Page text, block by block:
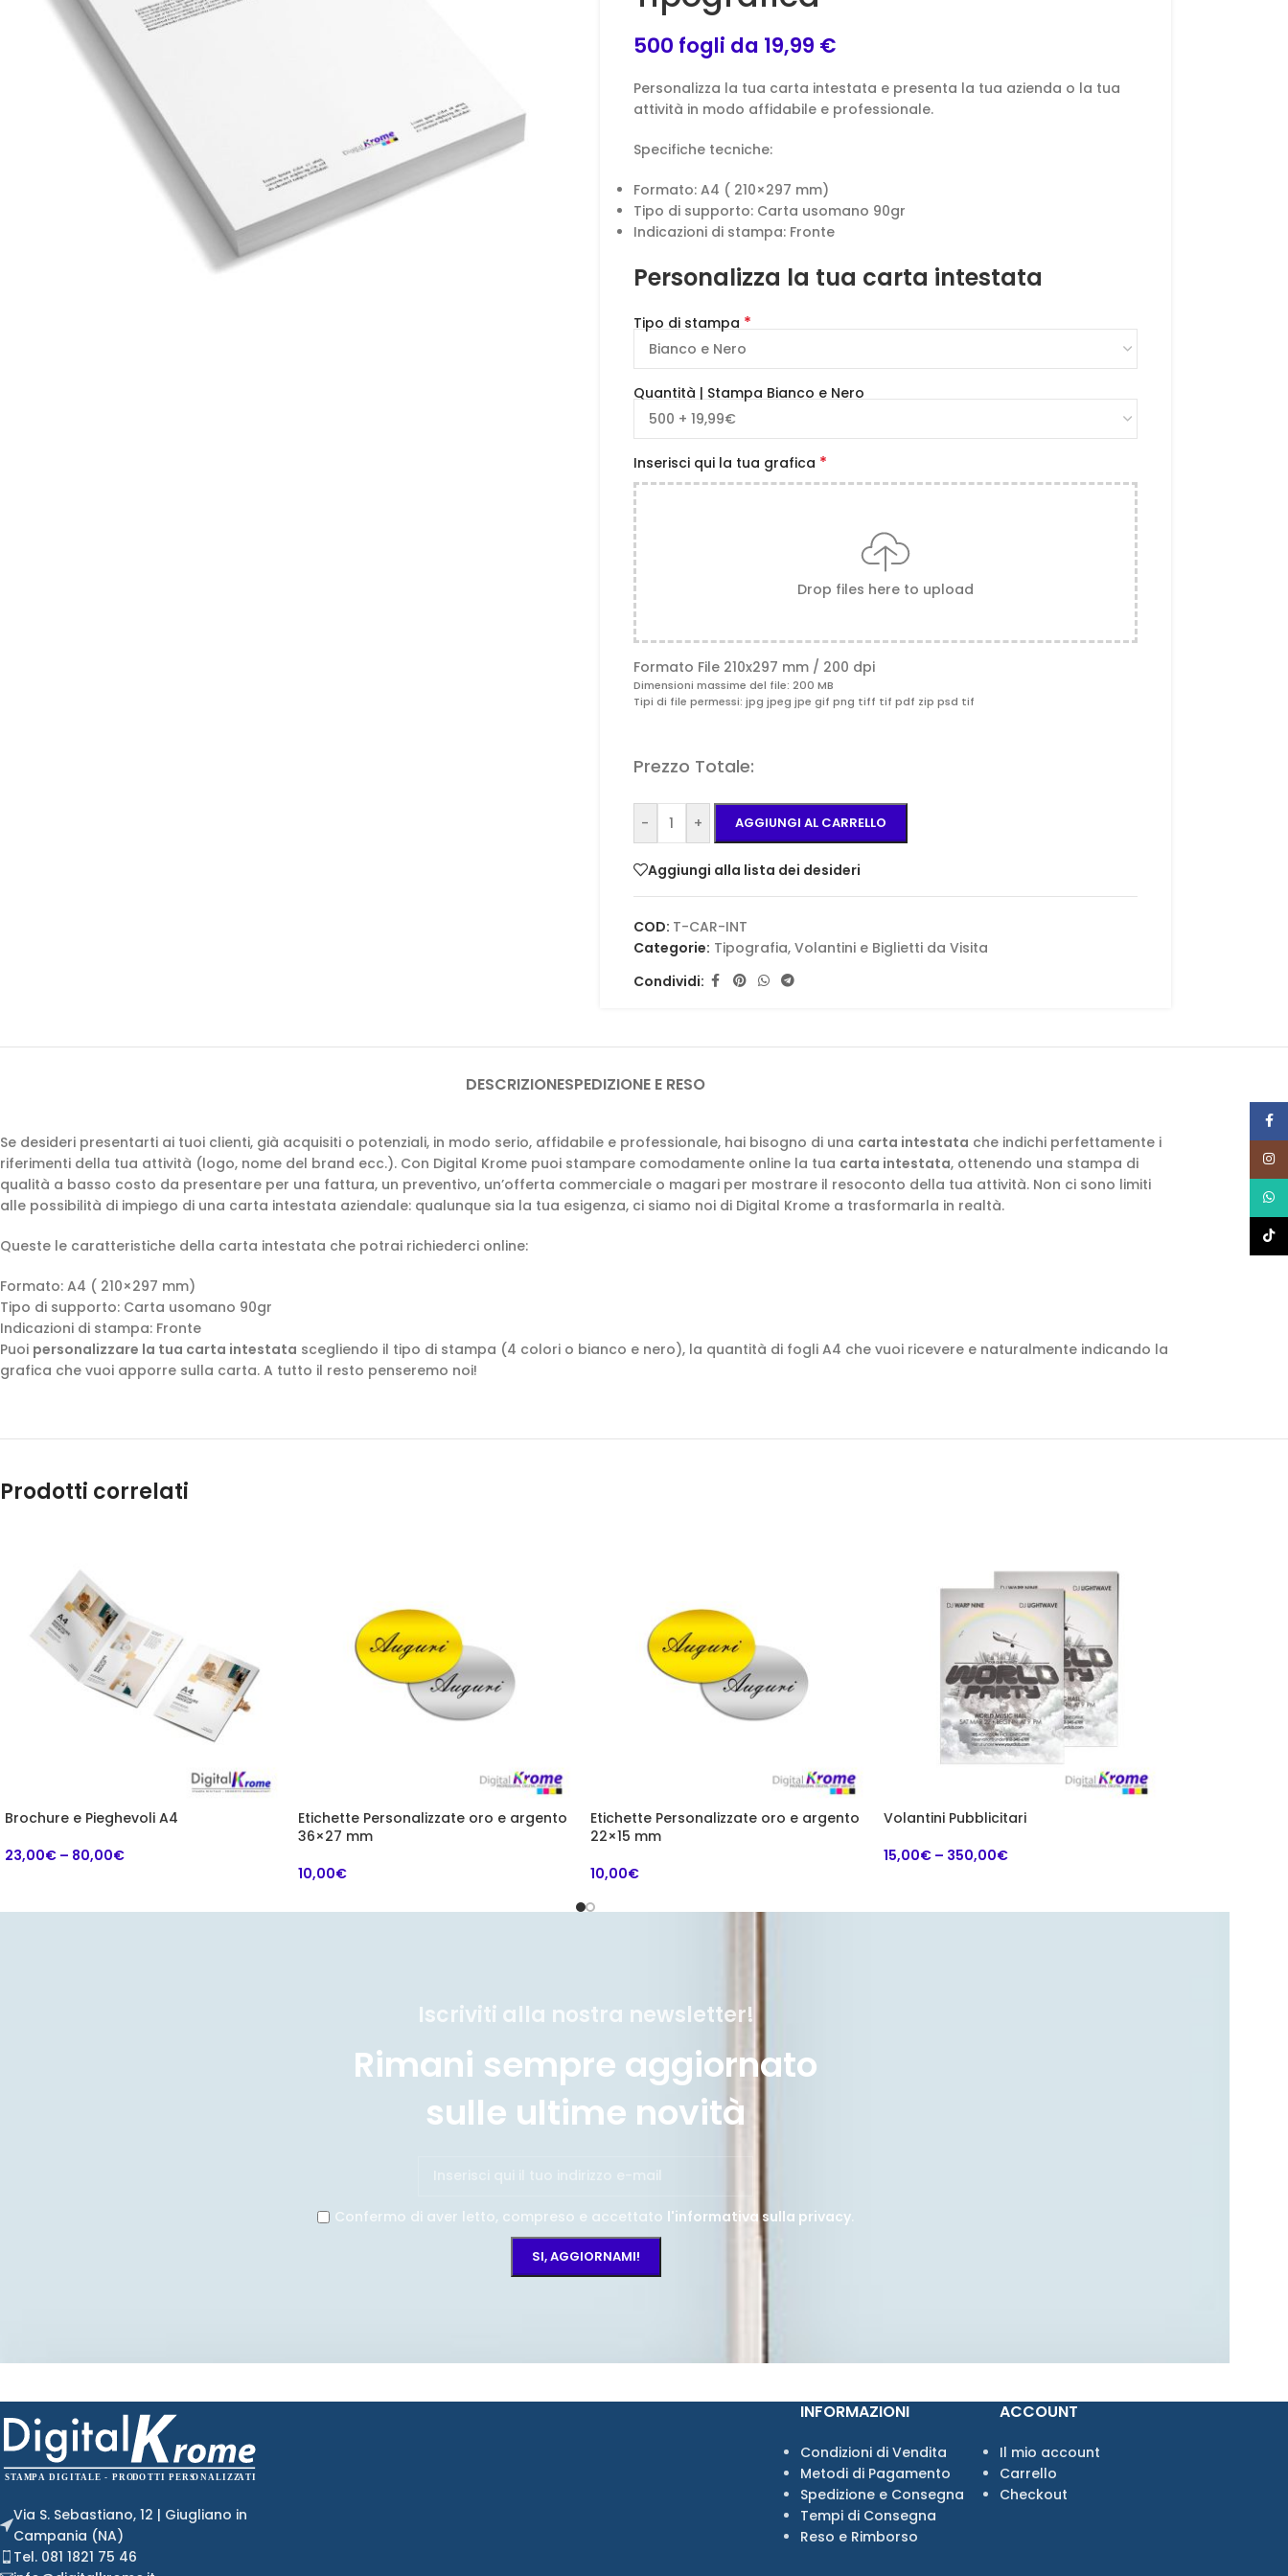
500 fogli da 19,99 €
Personalizza la tua carta intestata e presenta la tua azienda o la tua
attività in modo affidabile e professionale.
Specifiche tecniche:
Formato: A4 ( 210×297 mm)
Tipo di supporto: Carta usomano 90gr
Indicazioni di stampa: Fronte
Personalizza la tua carta intestata
Tipo di stampa *
Quantità | Stampa Bianco e Nero
Inserisci qui la tua grafica *
Drop files here to upload
Formato File 210x297 mm / 200 dpi
Dimensioni massime del file: 200 MB
Tipi di file permessi: jpg jpeg jpe gif png tiff tif pdf zip psd tif
Prezzo Totale:
- + AGGIUNGI AL CARRELLO
Aggiungi alla lista dei desideri
COD: T-CAR-INT
Categorie: Tipografia, Volantini e Biglietti da Visita
Condividi:
DESCRIZIONESPEDIZIONE E RESO
Se desideri presentarti ai tuoi clienti, già acquisiti o potenziali, in modo serio, affidabile e professionale, hai bisogno di una carta intestata che indichi perfettamente i
riferimenti della tua attività (logo, nome del brand ecc.). Con Digital Krome puoi stampare comodamente online la tua carta intestata, ottenendo una stampa di
qualità a basso costo da presentare per una fattura, un preventivo, un’offerta commerciale o magari per mostrare il resoconto della tua attività. Non ci sono limiti
alle possibilità di impiego di una carta intestata aziendale: qualunque sia la tua esigenza, ci siamo noi di Digital Krome a trasformarla in realtà.
Queste le caratteristiche della carta intestata che potrai richiederci online:
Formato: A4 ( 210×297 mm)
Tipo di supporto: Carta usomano 90gr
Indicazioni di stampa: Fronte
Puoi personalizzare la tua carta intestata scegliendo il tipo di stampa (4 colori o bianco e nero), la quantità di fogli A4 che vuoi ricevere e naturalmente indicando la
grafica che vuoi apporre sulla carta. A tutto il resto penseremo noi!
Prodotti correlati
Brochure e Pieghevoli A4
23,00€ – 80,00€
Etichette Personalizzate oro e argento
36×27 mm
10,00€
Etichette Personalizzate oro e argento
22×15 mm
10,00€
Volantini Pubblicitari
15,00€– 350,00€
Iscriviti alla nostra newsletter!
Rimani sempre aggiornato
sulle ultime novità
Confermo di aver letto, compreso e accettato l'informativa sulla privacy.
Via S. Sebastiano, 12 | Giugliano in
Campania (NA)
Tel. 081 1821 75 46
INFORMAZIONI
Condizioni di Vendita
Metodi di Pagamento
Spedizione e Consegna
Tempi di Consegna
Reso e Rimborso
ACCOUNT
Il mio account
Carrello
Checkout